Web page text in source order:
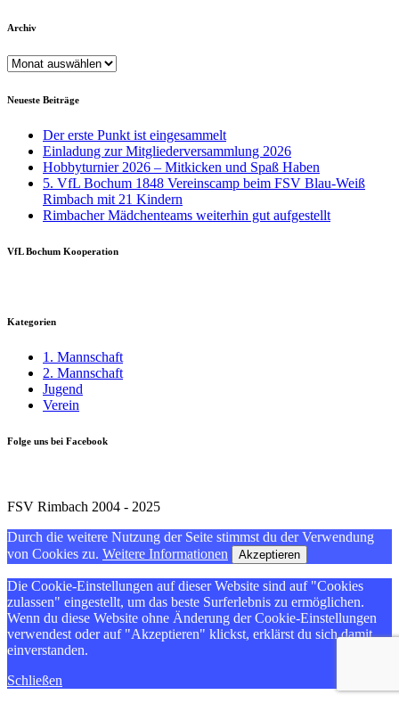
Archiv
Archiv
Neueste Beiträge
Der erste Punkt ist eingesammelt
Einladung zur Mitgliederversammlung 2026
Hobbyturnier 2026 – Mitkicken und Spaß Haben
5. VfL Bochum 1848 Vereinscamp beim FSV Blau-Weiß
Rimbach mit 21 Kindern
Rimbacher Mädchenteams weiterhin gut aufgestellt
VfL Bochum Kooperation
Kategorien
1. Mannschaft
2. Mannschaft
Jugend
Verein
Folge uns bei Facebook
FSV Rimbach 2004 - 2025
Durch die weitere Nutzung der Seite stimmst du der Verwendung
von Cookies zu. Weitere Informationen Akzeptieren
Die Cookie-Einstellungen auf dieser Website sind auf "Cookies
zulassen" eingestellt, um das beste Surferlebnis zu ermöglichen.
Wenn du diese Website ohne Änderung der Cookie-Einstellungen
verwendest oder auf "Akzeptieren" klickst, erklärst du sich damit
einverstanden.
Schließen